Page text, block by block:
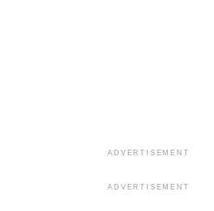
ADVERTISEMENT
ADVERTISEMENT